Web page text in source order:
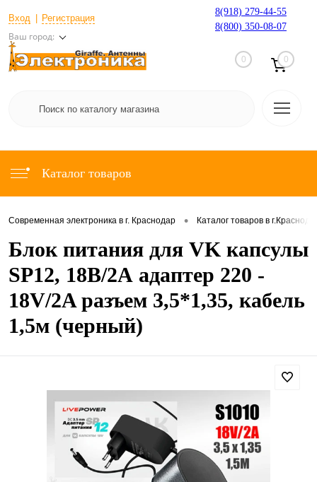
Вход Регистрация
Ваш город:
8(918) 279-44-55
8(800) 350-08-07
0 0
Каталог товаров
Современная электроника в г. Краснодар • Каталог товаров в
Блок питания для VK капсулы
SP12, 18В/2А адаптер 220 -
18V/2A разъем 3,5*1,35, кабель
1,5м (черный)